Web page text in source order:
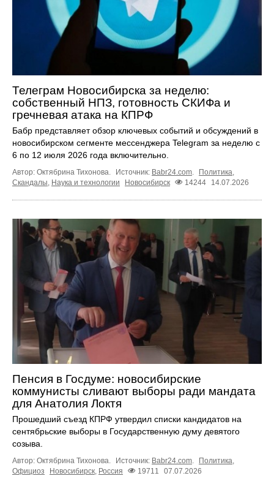
Телеграм Новосибирска за неделю:
собственный НПЗ, готовность СКИФа и
гречневая атака на КПРФ
Бабр представляет обзор ключевых событий и обсуждений в
новосибирском сегменте мессенджера Telegram за неделю с
6 по 12 июля 2026 года включительно.
Автор: Октябрина Тихонова. Источник: Babr24.com. Политика,
Скандалы, Наука и технологии Новосибирск 14244 14.07.2026
Пенсия в Госдуме: новосибирские
коммунисты сливают выборы ради мандата
для Анатолия Локтя
Прошедший съезд КПРФ утвердил списки кандидатов на
сентябрьские выборы в Государственную думу девятого
созыва.
Автор: Октябрина Тихонова. Источник: Babr24.com Политика
Официоз
Новосибирск, Россия 19711 07.07.2026